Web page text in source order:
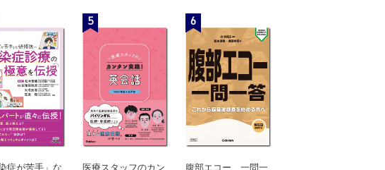
症が苦手」な
5
医療スタッフのカン
6
腹部エコー 一問一